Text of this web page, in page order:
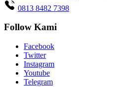
0813 8482 7398
Follow Kami
Facebook
Twitter
Instagram
Youtube
Telegram